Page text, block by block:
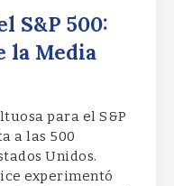
S&P 500:
la Media
para el S&P
a las 500
Unidos.
experimentó